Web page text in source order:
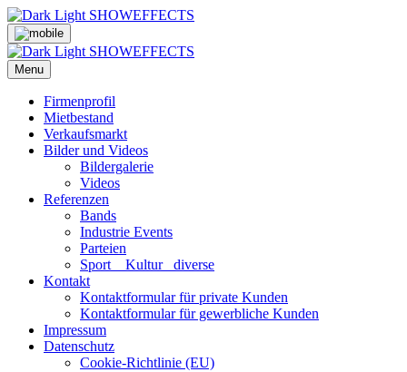
Skip
to
content
Menu
Firmenprofil
Mietbestand
Verkaufsmarkt
Bilder und Videos
Bildergalerie
Videos
Referenzen
Bands
Industrie Events
Parteien
Sport _ Kultur_ diverse
Kontakt
Kontaktformular für private Kunden
Kontaktformular für gewerbliche Kunden
Impressum
Datenschutz
Cookie-Richtlinie (EU)